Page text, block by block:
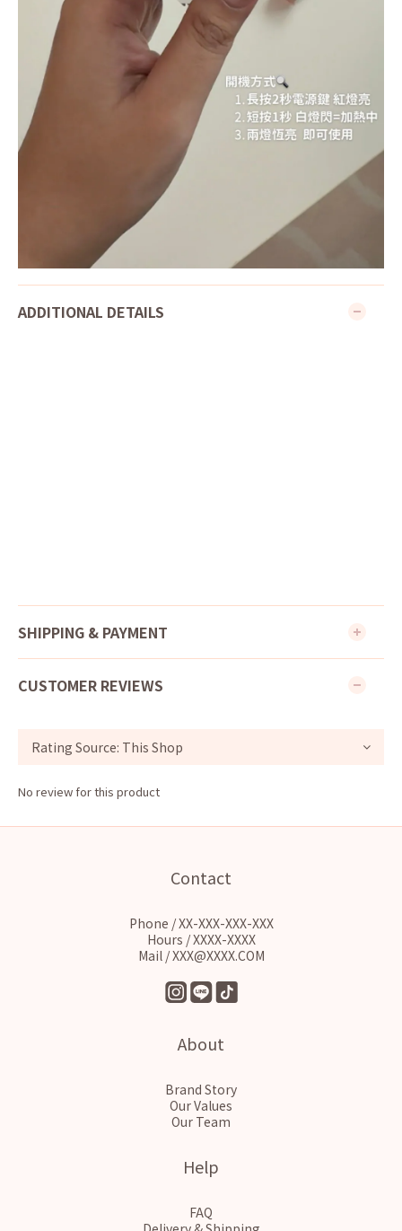
ADDITIONAL DETAILS
SHIPPING & PAYMENT
CUSTOMER REVIEWS
No review for this product
Contact
Phone / XX-XXX-XXX-XXX
Hours / XXXX-XXXX
Mail / XXX@XXXX.COM
About
Brand Story
Our Values
Our Team
Help
FAQ